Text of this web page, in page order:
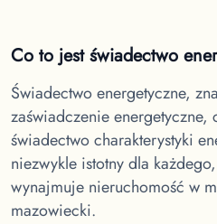
Co to jest świadectwo
Świadectwo energetyczne,
zaświadczenie energetyczne,
świadectwo charakterystyki
niezwykle istotny dla
wynajmuje nieruchomość w
mazowiecki.